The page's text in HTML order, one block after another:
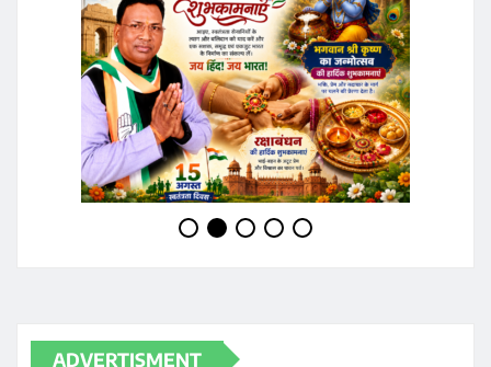
ADVERTISMENT